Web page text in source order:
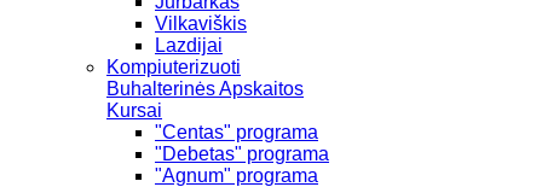
Vilkaviškis
Lazdijai
Kompiuterizuoti
Buhalterinės Apskaitos
Kursai
"Centas" programa
"Debetas" programa
"Agnum" programa